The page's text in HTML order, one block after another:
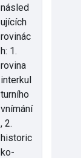
násled
ujících
rovinác
h: 1.
rovina
interkul
turního
vnímání
, 2.
historic
ko-